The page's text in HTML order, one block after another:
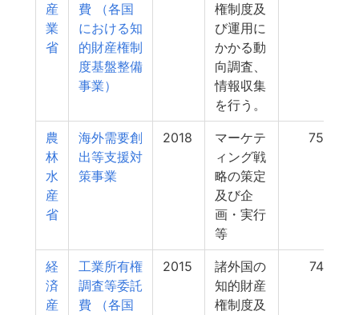
産
業
省
費 （各国
における知
的財産権制
度基盤整備
事業）
権制度及
び運用に
かかる動
向調査、
情報収集
を行う。
農
林
水
産
省
海外需要創
出等支援対
策事業
2018
マーケテ
ィング戦
略の策定
及び企
画・実行
等
750
経
済
産
工業所有権
調査等委託
費 （各国
2015
諸外国の
知的財産
権制度及
742